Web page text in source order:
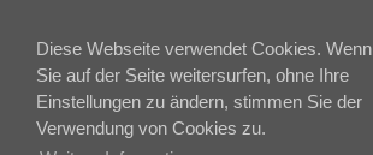
Diese Webseite verwendet Cookies. Wenn
Sie auf der Seite weitersurfen, ohne Ihre
Einstellungen zu ändern, stimmen Sie der
Verwendung von Cookies zu.